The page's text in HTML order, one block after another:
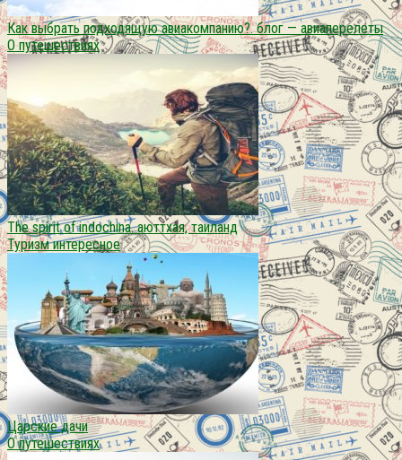
Как выбрать подходящую авиакомпанию?. блог — авиаперелеты
О путешествиях
The spirit of indochina. аюттхая, таиланд
Туризм интересное
Царские дачи
О путешествиях